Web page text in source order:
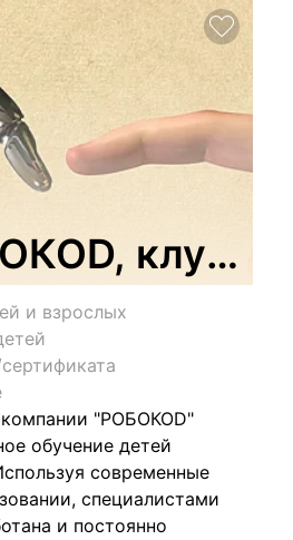
клуб
и взрослых
"РОБОКОD"
обучение детей
современные
специалистами
и постоянно